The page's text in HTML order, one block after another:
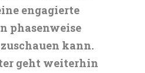
engagierte
phasenweise
kann.
geht weiterhin